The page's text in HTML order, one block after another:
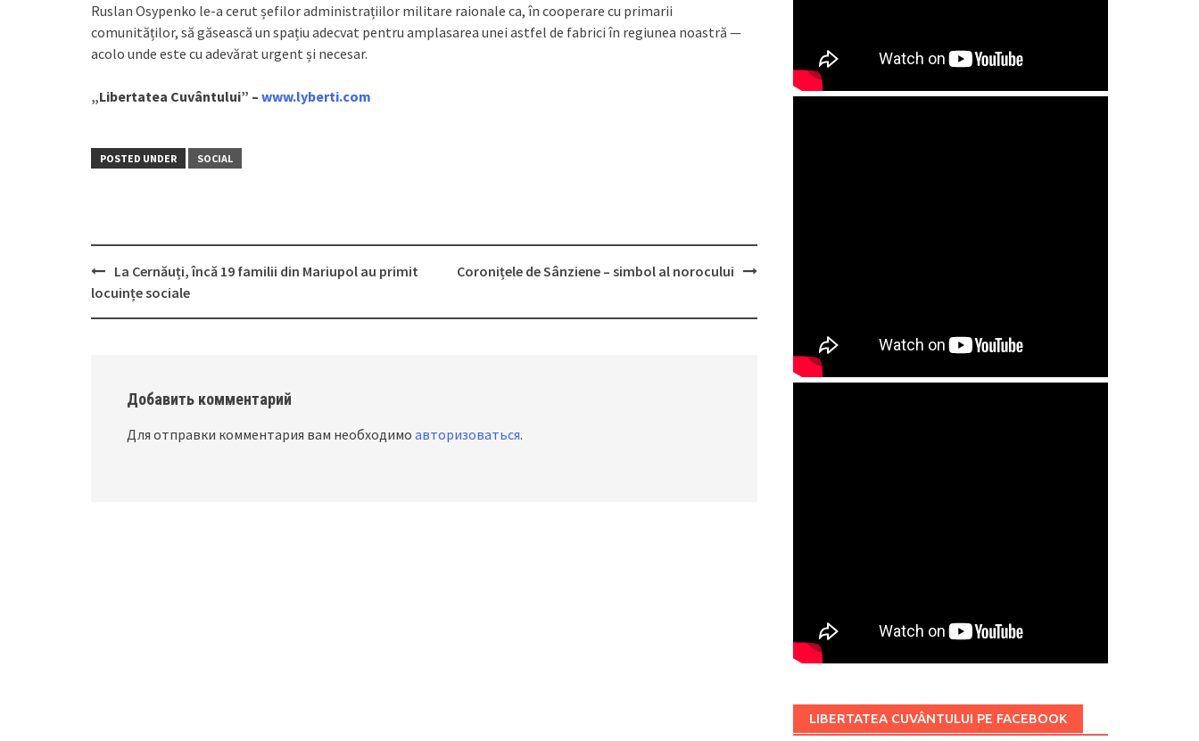
Ruslan Osypenko le-a cerut șefilor administrațiilor militare raionale ca, în cooperare cu primarii
comunităților, să găsească un spațiu adecvat pentru amplasarea unei astfel de fabrici în regiunea noastră —
acolo unde este cu adevărat urgent și necesar.
„Libertatea Cuvântului” – www.lyberti.com
POSTED UNDER SOCIAL
Post
navigation
La Cernăuți, încă 19 familii din Mariupol au primit
locuințe sociale
Coronițele de Sânziene – simbol al norocului
Добавить комментарий
Для отправки комментария вам необходимо авторизоваться.
LIBERTATEA CUVÂNTULUI PE FACEBOOK